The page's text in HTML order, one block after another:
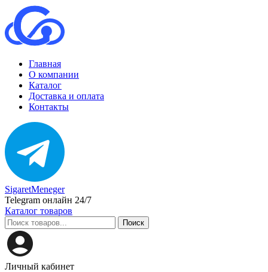
Главная
О компании
Каталог
Доставка и оплата
Контакты
SigaretMeneger
Telegram онлайн 24/7
Каталог товаров
Поиск
Личный кабинет